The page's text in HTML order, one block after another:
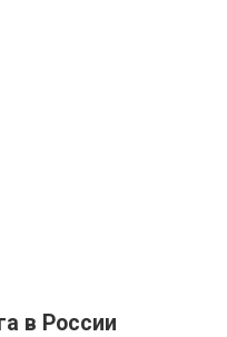
в России